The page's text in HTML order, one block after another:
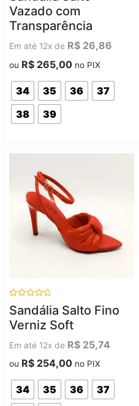
5
Vazado com
Transparência
Em até 12x de R$ 26,86
ou R$ 265,00 no PIX
34 35 36
37
38
39
0
5
Sandália Salto Fino
Verniz Soft
Em até 12x de R$ 25,74
ou R$ 254,00 no PIX
34 35 36
37